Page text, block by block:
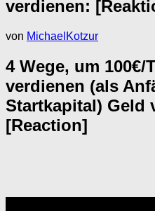
verdienen:
von MichaelKotzur
4 Wege, um 100€/
verdienen (als
Startkapital) Geld
[Reaction]